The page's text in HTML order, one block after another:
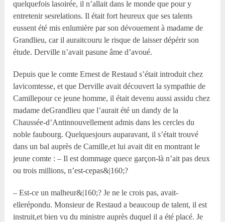
quelquefois lasoirée, il n’allait dans le monde que pour y
entretenir sesrelations. Il était fort heureux que ses talents
eussent été mis enlumière par son dévouement à madame de
Grandlieu, car il auraitcouru le risque de laisser dépérir son
étude. Derville n’avait pasune âme d’avoué.
Depuis que le comte Ernest de Restaud s’était introduit chez
lavicomtesse, et que Derville avait découvert la sympathie de
Camillepour ce jeune homme, il était devenu aussi assidu chez
madame deGrandlieu que l’aurait été un dandy de la
Chaussée-d’Antinnouvellement admis dans les cercles du
noble faubourg. Quelquesjours auparavant, il s’était trouvé
dans un bal auprès de Camille,et lui avait dit en montrant le
jeune comte : – Il est dommage quece garçon-là n’ait pas deux
ou trois millions, n’est-cepas&|160;?
– Est-ce un malheur&|160;? Je ne le crois pas, avait-
ellerépondu. Monsieur de Restaud a beaucoup de talent, il est
instruit,et bien vu du ministre auprès duquel il a été placé. Je